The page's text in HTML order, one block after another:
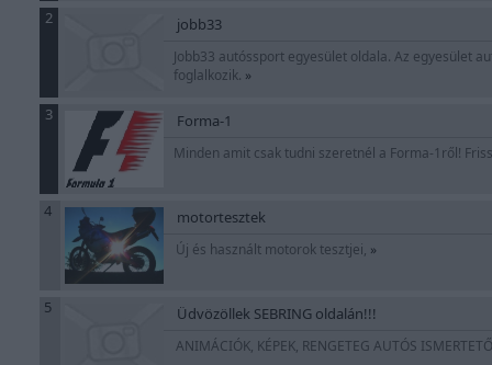
2 jobb33
Jobb33 autóssport egyesület oldala. Az egyesület
foglalkozik. »
3 Forma-1
Minden amit csak tudni szeretnél a Forma-1ről!
4 motortesztek
Új és használt motorok tesztjei, »
5 Üdvözöllek SEBRING oldalán!!!
ANIMÁCIÓK, KÉPEK, RENGETEG AUTÓS